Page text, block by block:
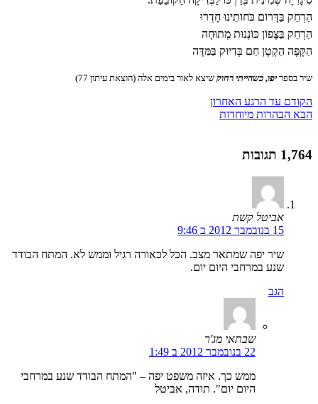
הַרְחֵק בַּדָּרוֹם כֹּחוֹתֵינוּ חָדְרוּ
הַרְחֵק בַּצָּפוֹן כּוֹנְנוּת מְתוּחָה
הַקָּפֶה הַקָּטָן חַם בְּדִיּוּק בַּמִּדָּה
שיר בספר יפו, כשהייתי רחוק שיצא לאור בימים אלה (הוצאת עיתון 77)
הקודם עד הרגע האחרון
הבא הבהרות מיוחדות
1,764 תגובות
אביטל קשת
15 בנובמבר 2012 ב 9:46
שיר יפה שמתאר מצב. הכל לכאורה רגיל וממש לא. המתח הבודד
שנע במרחבי היום יום.
הגב
שבתאי מג'ר
22 בנובמבר 2012 ב 1:49
ממש כך. איזה משפט יפה – "המתח הבודד שנע במרחבי
היום יום". תודה, אביטל